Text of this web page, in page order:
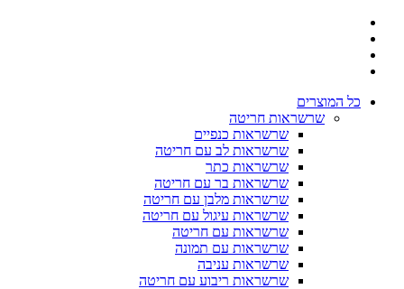
כל המוצרים
שרשראות חריטה
שרשראות כנפיים
שרשראות לב עם חריטה
שרשראות כתר
שרשראות בר עם חריטה
שרשראות מלבן עם חריטה
שרשראות עיגול עם חריטה
שרשראות עם חריטה
שרשראות עם תמונה
שרשראות עניבה
שרשראות ריבוע עם חריטה